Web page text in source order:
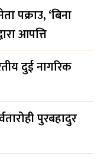
पक्राउ, ‘बिना
आपत्ति
दुई नागरिक
पुरबहादुर